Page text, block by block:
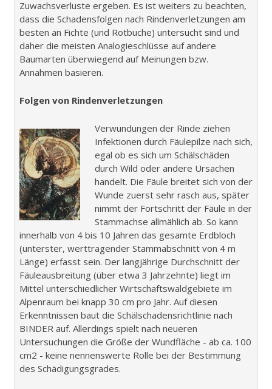
Zuwachsverluste ergeben. Es ist weiters zu beachten,
dass die Schadensfolgen nach Rindenverletzungen am
besten an Fichte (und Rotbuche) untersucht sind und
daher die meisten Analogieschlüsse auf andere
Baumarten überwiegend auf Meinungen bzw.
Annahmen basieren.
Folgen von Rindenverletzungen
Verwundungen der Rinde ziehen
Infektionen durch Fäulepilze nach sich,
egal ob es sich um Schälschäden
durch Wild oder andere Ursachen
handelt. Die Fäule breitet sich von der
Wunde zuerst sehr rasch aus, später
nimmt der Fortschritt der Fäule in der
Stammachse allmählich ab. So kann
innerhalb von 4 bis 10 Jahren das gesamte Erdbloch
(unterster, werttragender Stammabschnitt von 4 m
Länge) erfasst sein. Der langjährige Durchschnitt der
Fäuleausbreitung (über etwa 3 Jahrzehnte) liegt im
Mittel unterschiedlicher Wirtschaftswaldgebiete im
Alpenraum bei knapp 30 cm pro Jahr. Auf diesen
Erkenntnissen baut die Schälschadensrichtlinie nach
BINDER auf. Allerdings spielt nach neueren
Untersuchungen die Größe der Wundfläche - ab ca. 100
cm2 - keine nennenswerte Rolle bei der Bestimmung
des Schädigungsgrades.